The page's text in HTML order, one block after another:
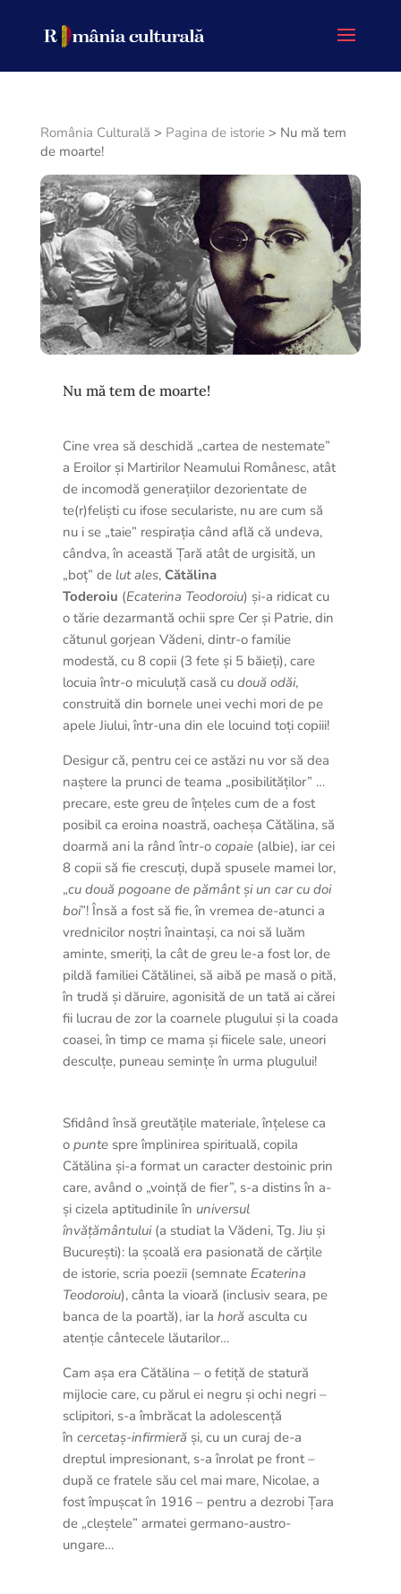
România Culturală > Pagina de istorie> Nu mă tem
de moarte!
Nu mă tem de moarte!
Cine vrea să deschidă „cartea de nestemate”
a Eroilor și Martirilor Neamului Românesc, atât
de incomodă generațiilor dezorientate de
te(r)feliști cu ifose seculariste, nu are cum să
nu i se „taie” respirația când află că undeva,
cândva, în această Țară atât de urgisită, un
„boț” de lut ales, Cătălina
Toderoiu (Ecaterina Teodoroiu) și-a ridicat cu
o tărie dezarmantă ochii spre Cer și Patrie, din
cătunul gorjean Vădeni, dintr-o familie
modestă, cu 8 copii (3 fete și 5 băieți), care
locuia într-o miculuță casă cu două odăi,
construită din bornele unei vechi mori de pe
apele Jiului, într-una din ele locuind toți copiii!
Desigur că, pentru cei ce astăzi nu vor să dea
naștere la prunci de teama „posibilităților” …
precare, este greu de înțeles cum de a fost
posibil ca eroina noastră, oacheșa Cătălina, să
doarmă ani la rând într-o copaie(albie), iar cei
8 copii să fie crescuți, după spusele mamei lor,
„cu două pogoane de pământ și un car cu doi
boi”! Însă a fost să fie, în vremea de-atunci a
vrednicilor noștri înaintași, ca noi să luăm
aminte, smeriți, la cât de greu le-a fost lor, de
pildă familiei Cătălinei, să aibă pe masă o pită,
în trudă și dăruire, agonisită de un tată ai cărei
fii lucrau de zor la coarnele plugului și la coada
coasei, în timp ce mama și fiicele sale, uneori
desculțe, puneau semințe în urma plugului!
Sfidând însă greutățile materiale, înțelese ca
o puntespre împlinirea spirituală, copila
Cătălina și-a format un caracter destoinic prin
care, având o „voință de fier”, s-a distins în a-
și cizela aptitudinile în universul
învățământului(a studiat la Vădeni, Tg. Jiu și
București): la școală era pasionată de cărțile
de istorie, scria poezii (semnate Ecaterina
Teodoroiu), cânta la vioară (inclusiv seara, pe
banca de la poartă), iar la horăasculta cu
atenție cântecele lăutarilor…
Cam așa era Cătălina – o fetiță de statură
mijlocie care, cu părul ei negru și ochi negri –
sclipitori, s-a îmbrăcat la adolescență
în cercetaș-infirmierăși, cu un curaj de-a
dreptul impresionant, s-a înrolat pe front –
după ce fratele său cel mai mare, Nicolae, a
fost împușcat în 1916 – pentru a dezrobi Țara
de „cleștele” armatei germano-austro-
ungare…